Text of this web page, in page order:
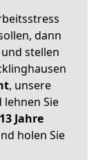
dann
stellen
, unsere
Sie
Jahre
holen Sie